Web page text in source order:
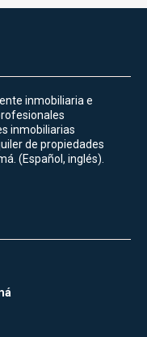
inmobiliaria e
inmobiliarias
de propiedades
(Español, inglés).